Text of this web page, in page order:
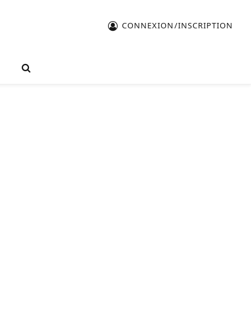
CONNEXION/INSCRIPTION